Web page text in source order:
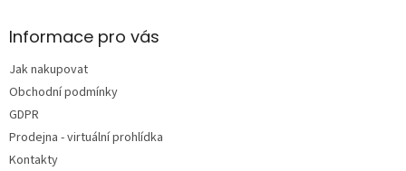
aInformace pro vás
Jak nakupovat
Obchodní podmínky
GDPR
Prodejna - virtuální prohlídka
Kontakty